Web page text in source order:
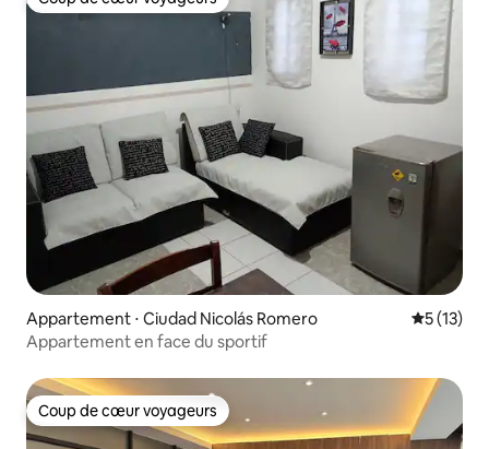
Coup de cœur voyageurs
Appartement ⋅ Ciudad Nicolás Romero
5 (13)
Appartement en face du sportif
Coup de cœur voyageurs
Coup de cœur voyageurs